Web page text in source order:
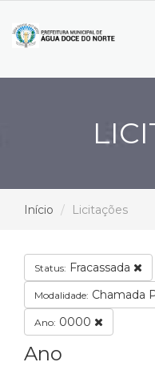
Início Licitações
Status: Fracassada
Modalidade: Chamada
Ano: 0000
Ano